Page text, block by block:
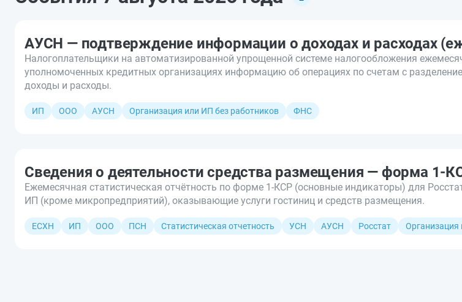
АУСН — подтверждение информации о доходах и расходах
Налогоплательщики на автоматизированной упрощенной системе налогообложения
уполномоченных кредитных организациях информацию об операциях по счетам с
доходы и расходы.
ИП ООО АУСН Организация или ИП без работников ФНС
Сведения о деятельности средства размещения — форма 1-
Ежемесячная статистическая отчётность по форме 1-КСР (основные индикаторы) для
ИП (кроме микропредприятий), оказывающие услуги гостиниц и средств размещения.
ЕСХН ИП ООО ПСН Статистическая отчетность УСН АУСН Росстат Организация